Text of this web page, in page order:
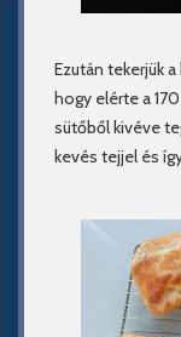
Ezután tekerjük
hogy elérte a
sütőből kivéve
kevés tejjel és